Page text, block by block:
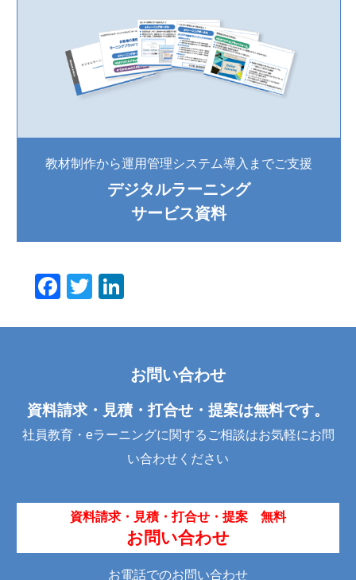
教材制作から運用管理システム導入までご支援
デジタルラーニング
サービス資料
F
o
o
T
e
dI
n
お問い合わせ
資料請求・見積・打合せ・提案は無料です。
社員教育・eラーニングに関するご相談はお気軽にお問
い合わせください
資料請求・見積・打合せ・提案 無料
お問い合わせ
お電話でのお問い合わせ